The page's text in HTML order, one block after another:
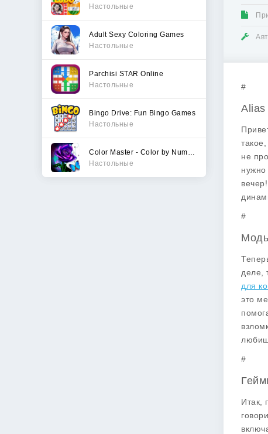
Настольные
Adult Sexy Coloring Games
Настольные
Parchisi STAR Online
Настольные
Bingo Drive: Fun Bingo Games
Настольные
Настольные
#
Alias
не
нужно
#
деле,
для
это
#
Итак,